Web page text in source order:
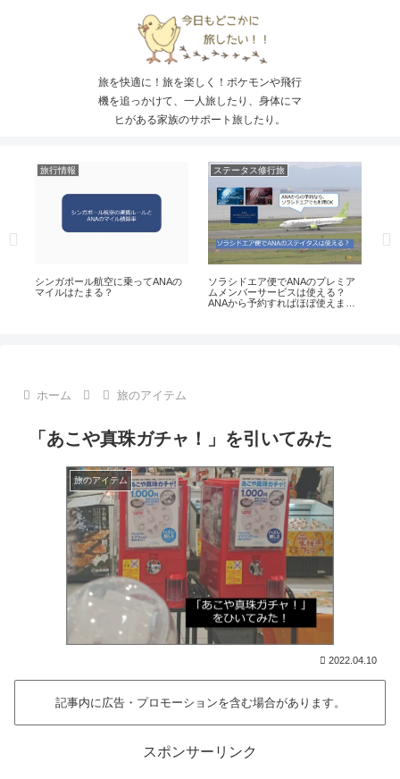
旅を快適に！旅を楽しく！ポケモンや飛行
機を追っかけて、一人旅したり、身体にマ
ヒがある家族のサポート旅したり。
旅行情報
シンガポール航空に乗ってANAの
マイルはたまる？
ステータス修行旅
ソラシドエア便でANAのプレミア
ムメンバーサービスは使える？
ANAから予約すればほぼ使えま
ホーム 旅のアイテム
「あこや真珠ガチャ！」を引いてみた
旅のアイテム
2022.04.10
記事内に広告・プロモーションを含む場合があります。
スポンサーリンク